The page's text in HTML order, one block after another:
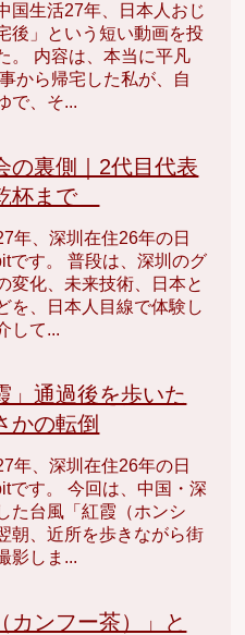
国生活27年、日本人おじ
後」という短い動画を投
。 内容は、本当に平凡
から帰宅した私が、自
で、そ...
の裏側｜2代目代表
杯まで
年、深圳在住26年の日
です。 普段は、深圳のグ
変化、未来技術、日本と
を、日本人目線で体験し
して...
」通過後を歩いた
かの転倒
年、深圳在住26年の日
です。 今回は、中国・深
た台風「紅霞（ホンシ
朝、近所を歩きながら街
影しま...
カンフー茶）」と